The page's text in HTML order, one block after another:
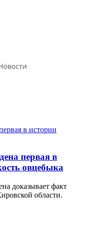
первая в
овцебыка
доказывает факт
области.